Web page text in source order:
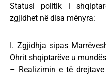
Statusi politik i
zgjidhet në disa mënyra:
I. Zgjidhja sipas
Ohrit shqiptarëve u
– Realizimin e të